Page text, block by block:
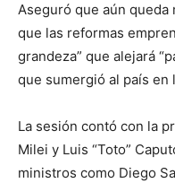
Aseguró que aún
que las reformas
grandeza” que alejará
que sumergió al país en
La sesión contó con la
Milei y Luis “Toto”
ministros como Diego